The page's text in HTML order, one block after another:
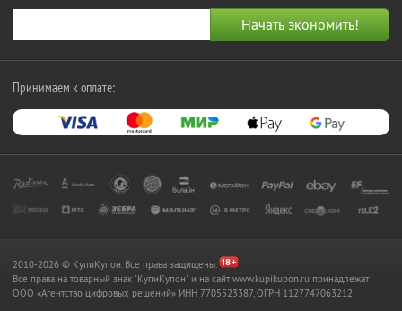
Принимаем к оплате:
2010-2026 © КупиКупон. Все права защищены.
Все права на товарный знак "КупиКупон" и на сайт www.kupikupon.ru принадлежат
OOO «Агентство цифровых решений» ИНН 7705523387, ОГРН 1127747063212